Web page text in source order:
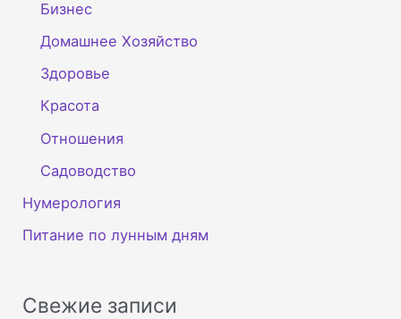
Бизнес
Домашнее Хозяйство
Здоровье
Красота
Отношения
Садоводство
Нумерология
Питание по лунным дням
Свежие записи